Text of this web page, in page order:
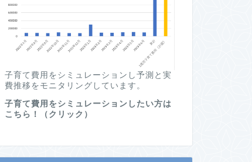
子育て費用をシミュレーションし予測と実
費推移をモニタリングしています。
子育て費用をシミュレーションしたい方は
こちら！（クリック）